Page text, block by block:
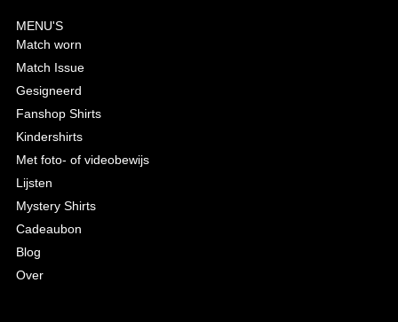
MENU'S
Match worn
Match Issue
Gesigneerd
Fanshop Shirts
Kindershirts
Met foto- of videobewijs
Lijsten
Mystery Shirts
Cadeaubon
Blog
Over